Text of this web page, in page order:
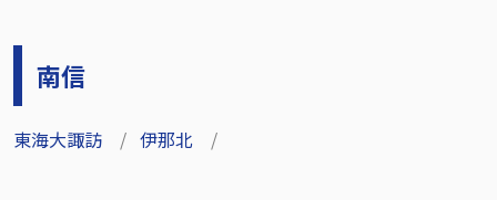
南信
東海大諏訪 伊那北